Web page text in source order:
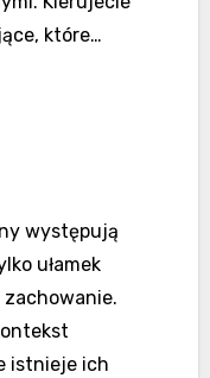
które…
występują
ułamek
istnieje ich